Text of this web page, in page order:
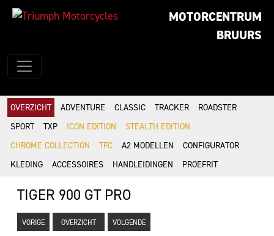
MOTORCENTRUM
BRUURS
OVERZICHT ADVENTURE CLASSIC TRACKER
ROADSTER
SPORT
TXP ICON EDITION
STEALTH EDITION
CHROME COLLECTION
TFC A2 MODELLEN
CONFIGURATOR
KLEDING
ACCESSOIRES HANDLEIDINGEN PROEFRIT
TIGER 900 GT PRO
VORIGE OVERZICHT VOLGENDE